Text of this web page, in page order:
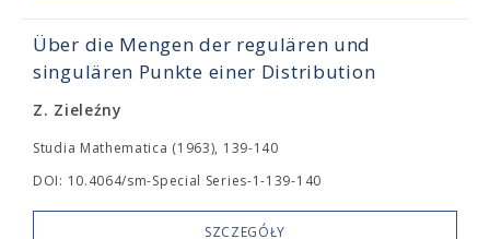
Über die Mengen der regulären und
singulären Punkte einer Distribution
Z. Zieleźny
Studia Mathematica (1963), 139-140
DOI: 10.4064/sm-Special Series-1-139-140
SZCZEGÓŁY